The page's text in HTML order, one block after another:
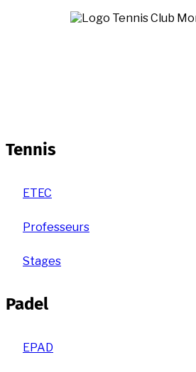
Tennis
ETEC
Professeurs
Stages
Padel
EPAD